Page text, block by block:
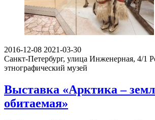
2016-12-08 2021-03-30
Санкт-Петербург, улица Инженерная, 4/1
этнографический музей
Выставка «Арктика –
обитаемая»